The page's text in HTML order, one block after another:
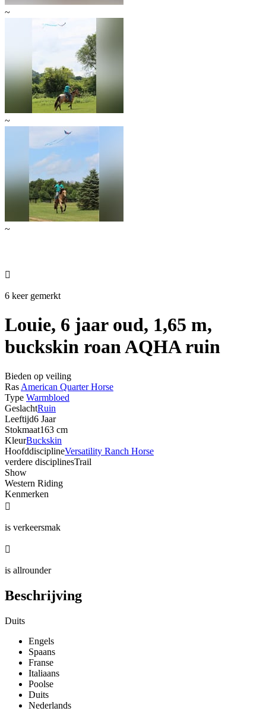
~
~
~

6 keer gemerkt
Louie, 6 jaar oud, 1,65 m,
buckskin roan AQHA ruin
Bieden op veiling
Ras American Quarter Horse
Type Warmbloed
GeslachtRuin
Leeftijd6 Jaar
Stokmaat163 cm
KleurBuckskin
HoofddisciplineVersatility Ranch Horse
verdere disciplinesTrail
Show
Western Riding
Kenmerken

is verkeersmak

is allrounder
Beschrijving
Duits
Engels
Spaans
Franse
Italiaans
Poolse
Duits
Nederlands